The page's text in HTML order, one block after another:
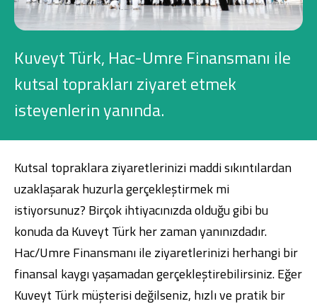
Konut Finansmanı
Ticari Kartlar
Tarım Finansmanı
Leasing
Yatırım
Kuveyt Türk, Hac-Umre Finansmanı ile
kutsal toprakları ziyaret etmek
isteyenlerin yanında.
Kutsal topraklara ziyaretlerinizi maddi sıkıntılardan
uzaklaşarak huzurla gerçekleştirmek mi
istiyorsunuz? Birçok ihtiyacınızda olduğu gibi bu
konuda da Kuveyt Türk her zaman yanınızdadır.
Hac/Umre Finansmanı ile ziyaretlerinizi herhangi bir
finansal kaygı yaşamadan gerçekleştirebilirsiniz. Eğer
Kuveyt Türk müşterisi değilseniz, hızlı ve pratik bir